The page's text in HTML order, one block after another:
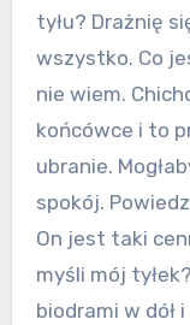
tyłu? Drażnię
wszystko. Co
nie wiem.
końcówce i to
ubranie.
spokój.
On jest taki
myśli mój
biodrami w dół